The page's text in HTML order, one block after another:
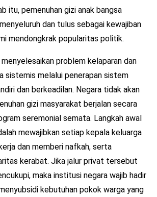
itu, pemenuhan gizi anak bangsa
dan tulus sebagai kewajiban
mendongkrak popularitas politik.
problem kelaparan dan
sistemis melalui penerapan sistem
dan berkeadilan. Negara tidak akan
gizi masyarakat berjalan secara
seremonial semata. Langkah awal
mewajibkan setiap kepala keluarga
dan memberi nafkah, serta
kerabat. Jika jalur privat tersebut
maka institusi negara wajib hadir
kebutuhan pokok warga yang